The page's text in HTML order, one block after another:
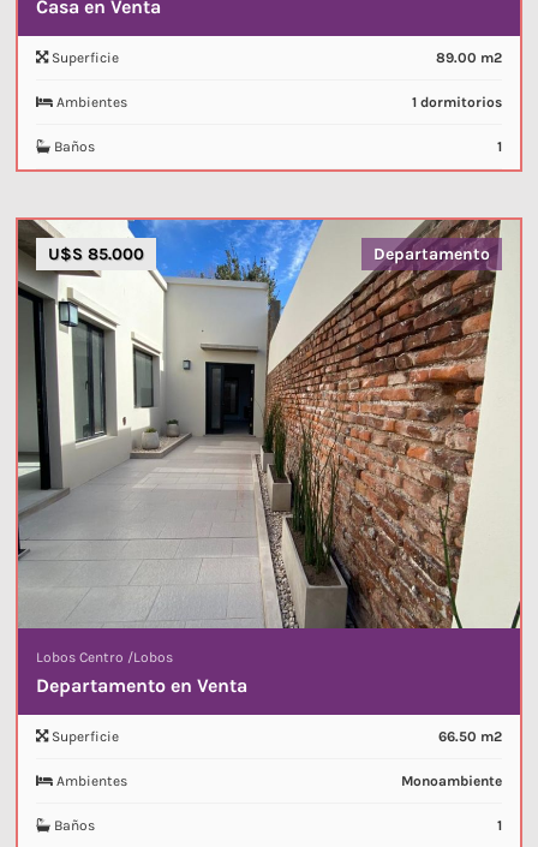
Casa en Venta
Superficie 89.00 m2
Ambientes 1 dormitorios
Baños 1
Lobos Centro /Lobos
Departamento en Venta
U$S 85.000 Departamento
Superficie 66.50 m2
Ambientes Monoambiente
Baños 1